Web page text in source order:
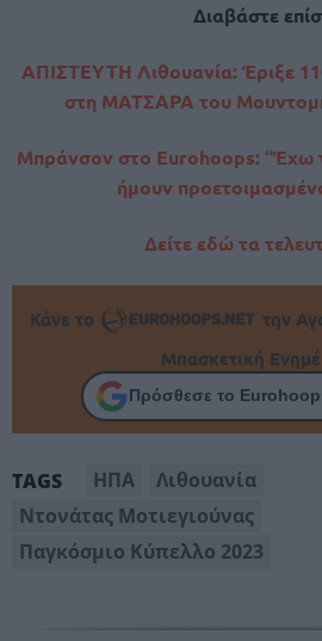
Διαβάστε
ΑΠΙΣΤΕΥΤΗ Λιθουανία: Έριξε
στη ΜΑΤΣΑΡΑ του
Μπράνσον στο Eurohoops: “Έχω
ήμουν
Δείτε εδώ τα
Κάνε το
την
Μπασκετική
Πρόσθεσε το
TAGS ΗΠΑ
Λιθουανία
Ντονάτας Μοτιεγιούνας
Παγκόσμιο Κύπελλο 2023